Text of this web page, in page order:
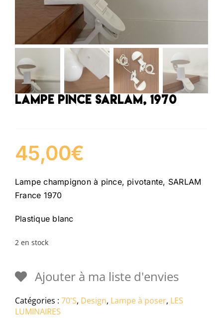
Lampe pince Sarlam, 1970
45,00€
Lampe champignon à pince, pivotante, SARLAM
France 1970
Plastique blanc
2 en stock
Ajouter à ma liste d'envies
Catégories : 70'S, Design, Lampe à poser, LES
LUMINAIRES